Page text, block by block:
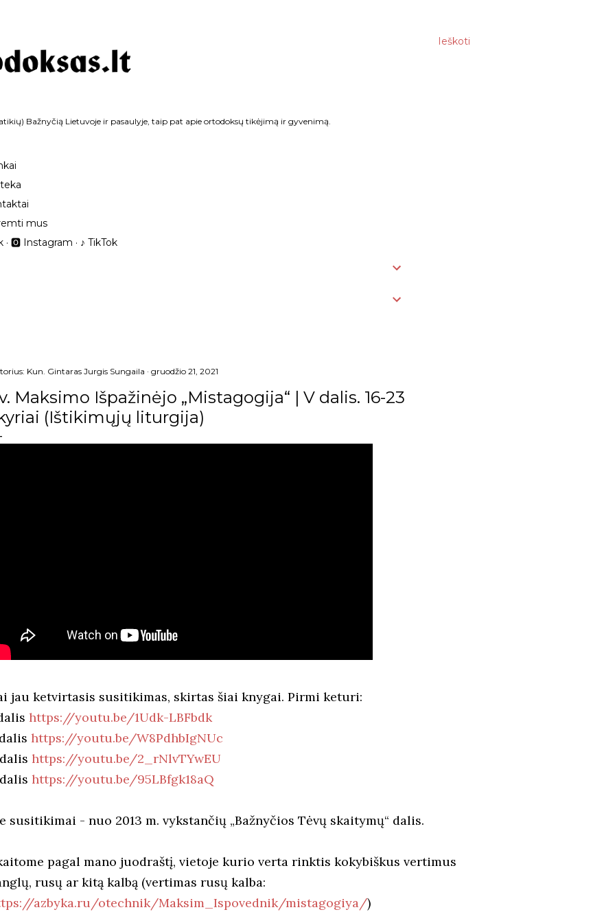
Ieškoti
Bažnyčią Lietuvoje ir pasaulyje, taip pat apie ortodoksų tikėjimą ir gyvenimą.
mus
🅾 Instagram ‎♪ TikTok
Kun. Gintaras Jurgis Sungaila gruodžio 21, 2021
Maksimo Išpažinėjo „Mistagogija“ | V dalis. 16-23
(Ištikimųjų liturgija)
jau ketvirtasis susitikimas, skirtas šiai knygai. Pirmi keturi:
https://youtu.be/1Udk-LBFbdk
https://youtu.be/W8PdhbIgNUc
https://youtu.be/2_rNlvTYwEU
https://youtu.be/95LBfgk18aQ
susitikimai - nuo 2013 m. vykstančių „Bažnyčios Tėvų skaitymų“ dalis.
pagal mano juodraštį, vietoje kurio verta rinktis kokybiškus vertimus
rusų ar kitą kalbą (vertimas rusų kalba:
azbyka.ru/otechnik/Maksim_Ispovednik/mistagogiya/)